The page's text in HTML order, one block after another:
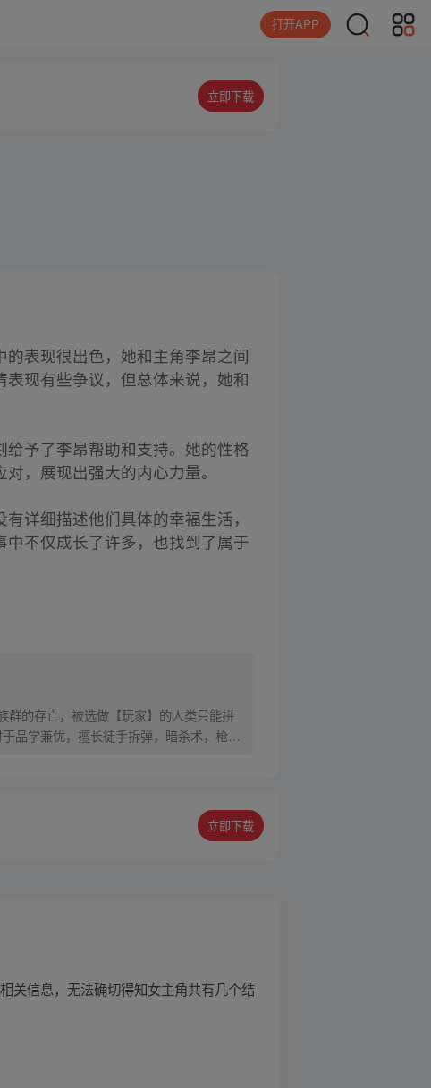
打开APP
立即下载
表现很出色，她和主角李昂之间
现有些争议，但总体来说，她和
予了李昂帮助和支持。她的性格
，展现出强大的内心力量。
详细描述他们具体的幸福生活，
不仅成长了许多，也找到了属于
群的存亡，被选做【玩家】的人类只能拼
品学兼优，擅长徒手拆弹，暗杀术，枪械
立即下载
关信息，无法确切得知女主角共有几个结